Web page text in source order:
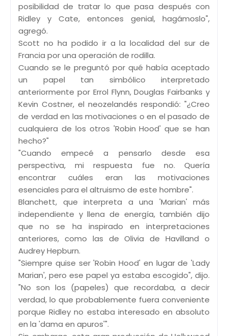
posibilidad de tratar lo que pasa después con
Ridley y Cate, entonces genial, hagámoslo",
agregó.
Scott no ha podido ir a la localidad del sur de
Francia por una operación de rodilla.
Cuando se le preguntó por qué había aceptado
un papel tan simbólico interpretado
anteriormente por Errol Flynn, Douglas Fairbanks y
Kevin Costner, el neozelandés respondió: "¿Creo
de verdad en las motivaciones o en el pasado de
cualquiera de los otros 'Robin Hood' que se han
hecho?"
"Cuando empecé a pensarlo desde esa
perspectiva, mi respuesta fue no. Quería
encontrar cuáles eran las motivaciones
esenciales para el altruismo de este hombre".
Blanchett, que interpreta a una 'Marian' más
independiente y llena de energía, también dijo
que no se ha inspirado en interpretaciones
anteriores, como las de Olivia de Havilland o
Audrey Hepburn.
"Siempre quise ser 'Robin Hood' en lugar de 'Lady
Marian', pero ese papel ya estaba escogido", dijo.
"No son los (papeles) que recordaba, a decir
verdad, lo que probablemente fuera conveniente
porque Ridley no estaba interesado en absoluto
en la 'dama en apuros'".